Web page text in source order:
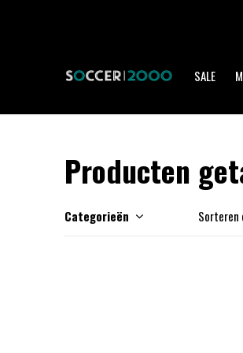
SALE
Producten
Categorieën Sorteren